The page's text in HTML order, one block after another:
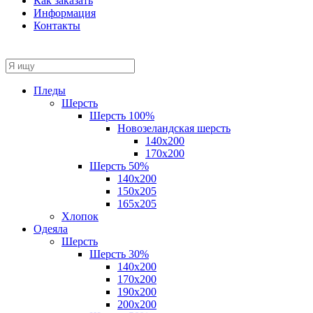
Информация
Контакты
Пледы
Шерсть
Шерсть 100%
Новозеландская шерсть
140х200
170x200
Шерсть 50%
140x200
150х205
165х205
Хлопок
Одеяла
Шерсть
Шерсть 30%
140х200
170х200
190х200
200х200